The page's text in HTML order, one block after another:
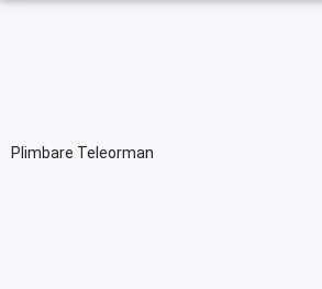
Plimbare Teleorman